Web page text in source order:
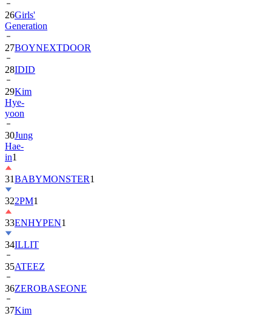
Generation
27BOYNEXTDOOR
28IDID
29Kim
Hye-
yoon
30Jung
Hae-
in1
31BABYMONSTER
322PM1
33ENHYPEN
34ILLIT
35ATEEZ
36ZEROBASEONE
37Kim
Ji-
won